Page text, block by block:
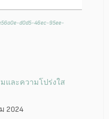
d0d5-46ec-95ee-
และความโปร่งใส
2024